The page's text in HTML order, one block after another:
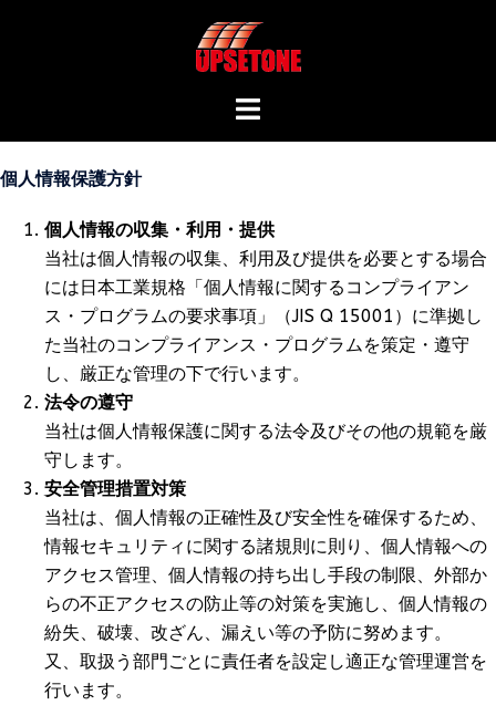
ス
ト
ニ
ュ
ー
個人情報保護方針
個人情報の収集・利用・提供
当社は個人情報の収集、利用及び提供を必要とする場合
には日本工業規格「個人情報に関するコンプライアン
ス・プログラムの要求事項」（JIS Q 15001）に準拠し
た当社のコンプライアンス・プログラムを策定・遵守
し、厳正な管理の下で行います。
法令の遵守
当社は個人情報保護に関する法令及びその他の規範を厳
守します。
安全管理措置対策
当社は、個人情報の正確性及び安全性を確保するため、
情報セキュリティに関する諸規則に則り、個人情報への
アクセス管理、個人情報の持ち出し手段の制限、外部か
らの不正アクセスの防止等の対策を実施し、個人情報の
紛失、破壊、改ざん、漏えい等の予防に努めます。
又、取扱う部門ごとに責任者を設定し適正な管理運営を
行います。